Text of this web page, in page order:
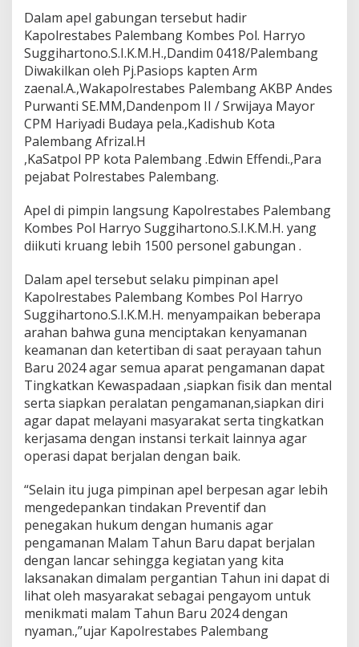
k
u
t
A
p
e
G
a
b
u
g
a
n
P
n
g
a
m
a
n
a
n
a
h
u
n
a
r
u
Dalam apel gabungan tersebut hadir
Kapolrestabes Palembang Kombes Pol. Harryo
Suggihartono.S.I.K.M.H.,Dandim 0418/Palembang
Diwakilkan oleh Pj.Pasiops kapten Arm
zaenal.A.,Wakapolrestabes Palembang AKBP Andes
Purwanti SE.MM,Dandenpom II / Srwijaya Mayor
CPM Hariyadi Budaya pela.,Kadishub Kota
Palembang Afrizal.H
,KaSatpol PP kota Palembang .Edwin Effendi.,Para
pejabat Polrestabes Palembang.
Apel di pimpin langsung Kapolrestabes Palembang
Kombes Pol Harryo Suggihartono.S.I.K.M.H. yang
diikuti kruang lebih 1500 personel gabungan .
Dalam apel tersebut selaku pimpinan apel
Kapolrestabes Palembang Kombes Pol Harryo
Suggihartono.S.I.K.M.H. menyampaikan beberapa
arahan bahwa guna menciptakan kenyamanan
keamanan dan ketertiban di saat perayaan tahun
Baru 2024 agar semua aparat pengamanan dapat
Tingkatkan Kewaspadaan ,siapkan fisik dan mental
serta siapkan peralatan pengamanan,siapkan diri
agar dapat melayani masyarakat serta tingkatkan
kerjasama dengan instansi terkait lainnya agar
operasi dapat berjalan dengan baik.
“Selain itu juga pimpinan apel berpesan agar lebih
mengedepankan tindakan Preventif dan
penegakan hukum dengan humanis agar
pengamanan Malam Tahun Baru dapat berjalan
dengan lancar sehingga kegiatan yang kita
laksanakan dimalam pergantian Tahun ini dapat di
lihat oleh masyarakat sebagai pengayom untuk
menikmati malam Tahun Baru 2024 dengan
nyaman.,”ujar Kapolrestabes Palembang